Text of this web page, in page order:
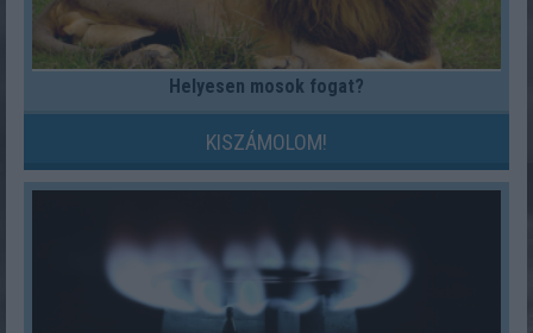
Helyesen mosok fogat?
KISZÁMOLOM!